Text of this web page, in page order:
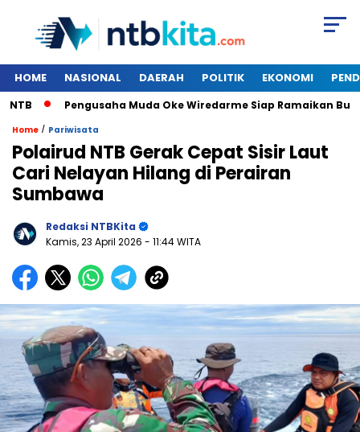
HOME NASIONAL DAERAH POLITIK EKONOMI
Pengusaha Muda Oke Wiredarme Siap Ramaikan Bursa
Home / Pariwisata
Polairud NTB Gerak Cepat Sisir Laut
Cari Nelayan Hilang di Perairan
Sumbawa
Redaksi NTBKita
Kamis, 23 April 2026 - 11:44 WITA